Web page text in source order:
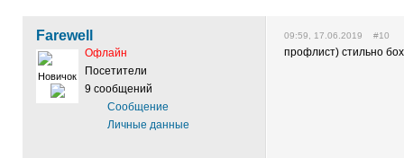
Farewell
Новичок
Офлайн
Посетители
9 сообщений
Сообщение
Личные данные
09:59, 17.06.2019 #10
профлист) стильно